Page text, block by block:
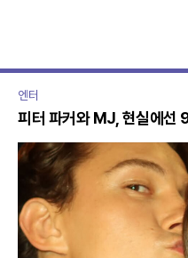
엔터
피터 파커와 MJ, 현실에선